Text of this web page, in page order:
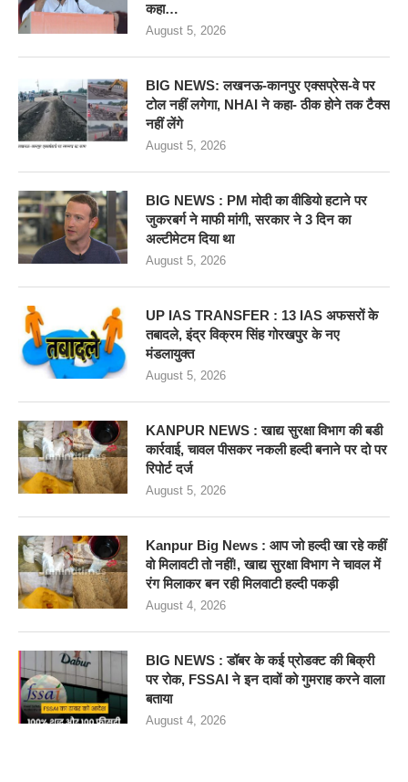
कहा…
August 5, 2026
BIG NEWS: लखनऊ-कानपुर एक्सप्रेस-वे पर
टोल नहीं लगेगा, NHAI ने कहा- ठीक होने तक टैक्स
नहीं लेंगे
August 5, 2026
BIG NEWS : PM मोदी का वीडियो हटाने पर
जुकरबर्ग ने माफी मांगी, सरकार ने 3 दिन का
अल्टीमेटम दिया था
August 5, 2026
UP IAS TRANSFER : 13 IAS अफसरों के
तबादले, इंद्र विक्रम सिंह गोरखपुर के नए
मंडलायुक्त
August 5, 2026
KANPUR NEWS : खाद्य सुरक्षा विभाग की बडी
कार्रवाई, चावल पीसकर नकली हल्दी बनाने पर दो पर
रिपोर्ट दर्ज
August 5, 2026
Kanpur Big News : आप जो हल्दी खा रहे कहीं
वो मिलावटी तो नहीं!, खाद्य सुरक्षा विभाग ने चावल में
रंग मिलाकर बन रही मिलवाटी हल्दी पकड़ी
August 4, 2026
BIG NEWS : डॉबर के कई प्रोडक्ट की बिक्री
पर रोक, FSSAI ने इन दावों को गुमराह करने वाला
बताया
August 4, 2026